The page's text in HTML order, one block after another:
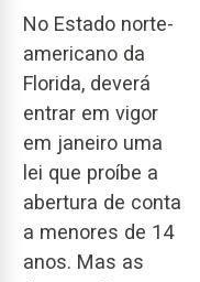
No Estado norte-
americano da
Florida, deverá
entrar em vigor
em janeiro uma
lei que proíbe a
abertura de conta
a menores de 14
anos. Mas as